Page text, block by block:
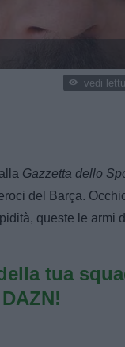
vedi
Gazzetta dello
del Barça.
queste le armi
tua